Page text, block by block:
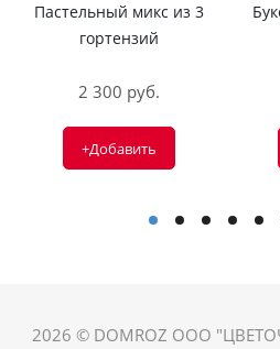
Пастельный микс из 3
гортензий
2 300 руб.
+Добавить
2026 © DOMROZ ООО